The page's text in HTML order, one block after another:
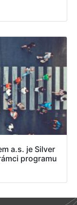
a.s. je Silver
programu